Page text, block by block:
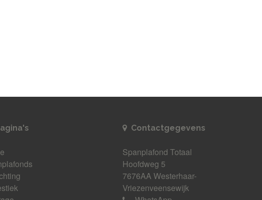
Contactgegevens
Spanplafond Totaal
Hoofdweg 5
7676AA Westerhaar-
Vriezenveensewijk